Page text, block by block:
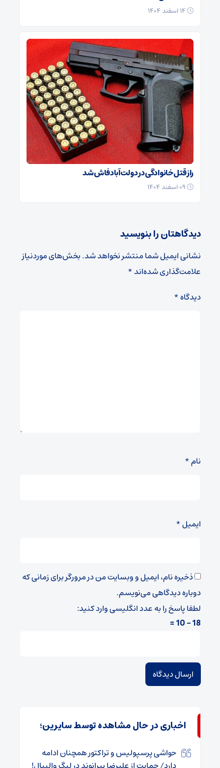
راز قتل خانوادگی در دولت‌آباد فاش شد
دیدگاهتان را بنویسید
نشانی ایمیل شما منتشر نخواهد شد.بخش‌های موردنیاز
علامت‌گذاری شده‌اند*
دیدگاه*
نام*
ایمیل*
ذخیره نام، ایمیل و وبسایت من در مرورگر برای زمانی که
دوباره دیدگاهی می‌نویسم.
لطفا پاسخ را به عدد انگلیسی وارد کنید:
18 − 10 =
اخباری در حال مشاهده توسط سایرین؛
حواشی پرسپولیس و تراکتور همچنان ادامه